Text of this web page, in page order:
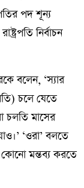
পদ শূন্য
নির্বাচন
বলেন, ‘স্যার
চলে যেতে
চলতি মাসের
‘ওরা’ বলতে
কোনো মন্তব্য করতে